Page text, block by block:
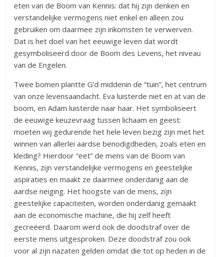
eten van de Boom van Kennis: dat hij zijn denken en
verstandelijke vermogens niet enkel en alleen zou
gebruiken om daarmee zijn inkomsten te verwerven.
Dat is het doel van het eeuwige leven dat wordt
gesymboliseerd door de Boom des Levens, het niveau
van de Engelen.
Twee bomen plantte G’d middenin de “tuin”, het centrum
van onze levensaandacht. Eva luisterde niet en at van de
boom, en Adam luisterde naar haar. Het symboliseert
de eeuwige keuzevraag tussen lichaam en geest:
moeten wij gedurende het hele leven bezig zijn met het
winnen van allerlei aardse benodigdheden, zoals eten en
kleding? Hierdoor “eet” de mens van de Boom van
Kennis, zijn verstandelijke vermogens en geestelijke
aspiraties en maakt ze daarmee onderdanig aan de
aardse neiging. Het hoogste van de mens, zijn
geestelijke capaciteiten, worden onderdanig gemaakt
aan de economische machine, die hij zelf heeft
gecreëerd. Daarom werd ook de doodstraf over de
eerste mens uitgesproken. Deze doodstraf zou ook
voor al zijn nazaten gelden omdat die tot op heden in de